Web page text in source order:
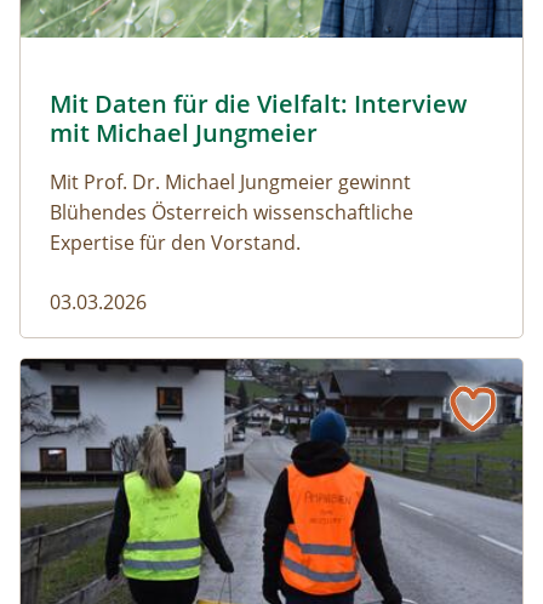
Naturmagazin: Mit Daten für die Vielfalt: Interview mit
Mit Daten für die Vielfalt: Interview
mit Michael Jungmeier
Mit Prof. Dr. Michael Jungmeier gewinnt
Blühendes Österreich wissenschaftliche
Expertise für den Vorstand.
03.03.2026
Der steile Weg in die Freiheit